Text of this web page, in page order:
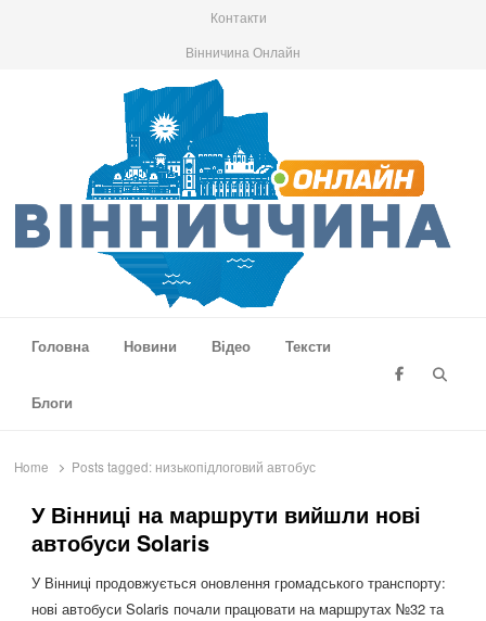
Контакти
Вінничина Онлайн
Головна
Новини Відео Тексти
Блоги
Home Posts tagged: низькопідлоговий автобус
У Вінниці на маршрути вийшли нові
автобуси Solaris
У Вінниці продовжується оновлення громадського транспорту:
нові автобуси Solaris почали працювати на маршрутах №32 та